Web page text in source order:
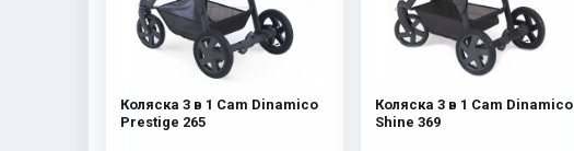
Коляска 3 в 1 Cam Dinamico
Prestige 265
Коляска 3 в 1 Cam Dinamico
Shine 369